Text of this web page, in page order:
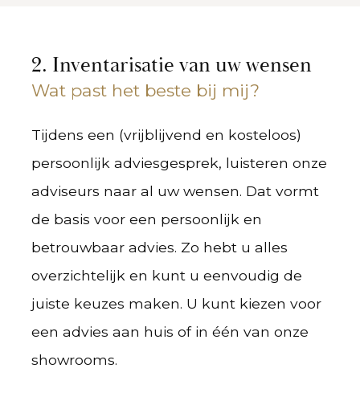
2. Inventarisatie van uw wensen
Wat past het beste bij mij?
Tijdens een (vrijblijvend en kosteloos)
persoonlijk adviesgesprek, luisteren onze
adviseurs naar al uw wensen. Dat vormt
de basis voor een persoonlijk en
betrouwbaar advies. Zo hebt u alles
overzichtelijk en kunt u eenvoudig de
juiste keuzes maken. U kunt kiezen voor
een advies aan huis of in één van onze
showrooms.